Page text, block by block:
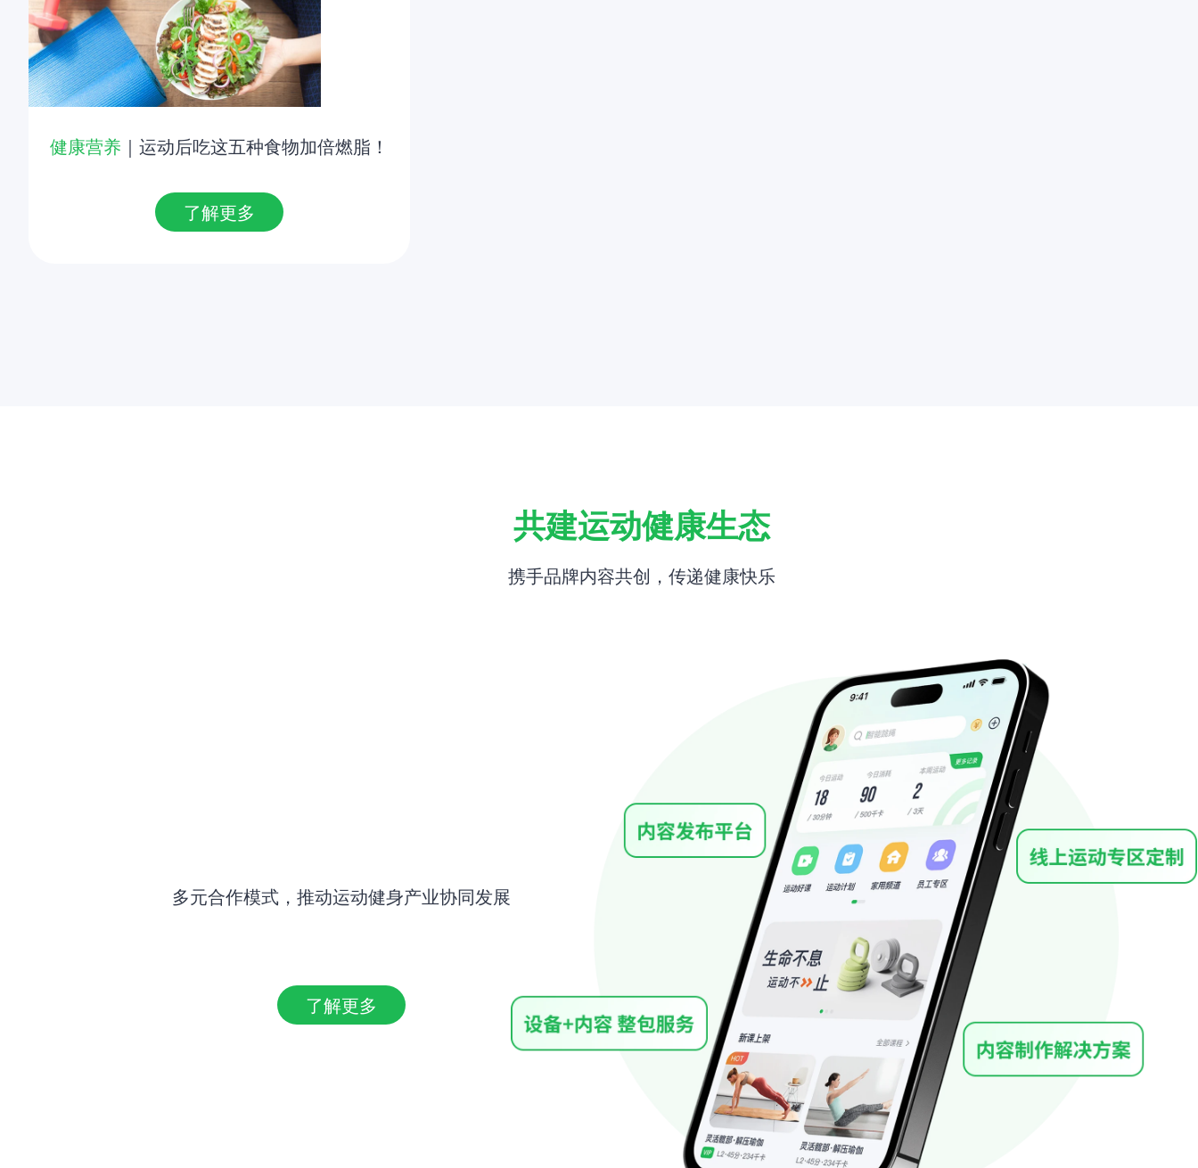
健康营养 ｜运动后吃这五种食物加倍燃脂！
了解更多
共建运动健康生态
携手品牌内容共创，传递健康快乐
多元合作模式，推动运动健身产业协同发展
了解更多